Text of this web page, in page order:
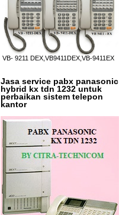
VB- 9211 DEX,VB9411DEX,VB-9411EX
Jasa service pabx panasonic
hybrid kx tdn 1232 untuk
perbaikan sistem telepon
kantor